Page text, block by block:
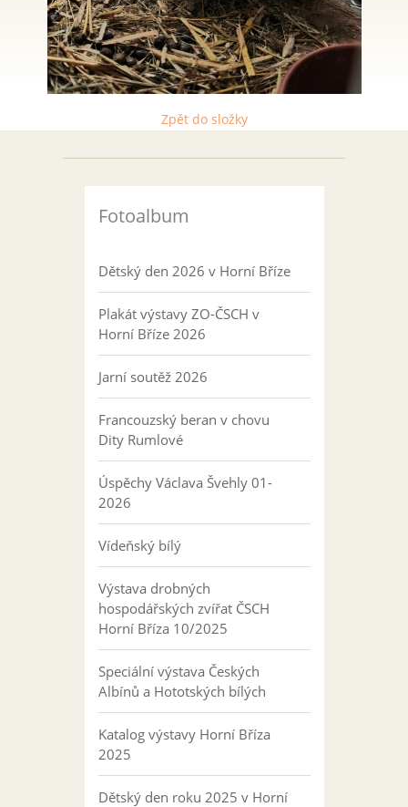
Zpět do složky
Fotoalbum
Dětský den 2026 v Horní Bříze
Plakát výstavy ZO-ČSCH v
Horní Bříze 2026
Jarní soutěž 2026
Francouzský beran v chovu
Dity Rumlové
Úspěchy Václava Švehly 01-
2026
Vídeňský bílý
Výstava drobných
hospodářských zvířat ČSCH
Horní Bříza 10/2025
Speciální výstava Českých
Albínů a Hototských bílých
Katalog výstavy Horní Bříza
2025
Dětský den roku 2025 v Horní